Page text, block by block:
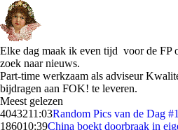
Elke dag maak ik even tijd voor de FP
zoek naar nieuws.
Part-time werkzaam als adviseur
bijdragen aan FOK! te leveren.
Meest gelezen
4043211:03Random Pics van de Dag
186010:39China boekt doorbraak in